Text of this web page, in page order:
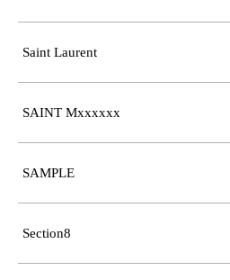
Saint Laurent
SAINT Mxxxxxx
SAMPLE
Section8